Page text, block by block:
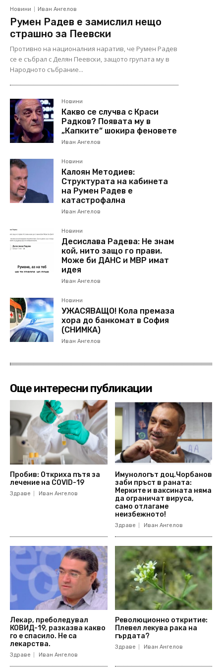
Новини Иван Ангелов
Румен Радев е замислил нещо
страшно за Пеевски
Противно на националния наратив, че Румен Радев
се е събрал с Делян Пеевски, защото групата му в
Народното събрание...
Новини
Какво се случва с Краси
Радков? Появата му в
„Капките“ шокира феновете
Иван Ангелов
Новини
Калоян Методиев:
Структурата на кабинета
на Румен Радев е
катастрофална
Иван Ангелов
Новини
Десислава Радева: Не знам
кой, нито защо го прави.
Може би ДАНС и МВР имат
идея
Иван Ангелов
Новини
УЖАСЯВАЩО! Кола премаза
хора до банкомат в София
(СНИМКА)
Иван Ангелов
Още интересни публикации
Пробив: Откриха пътя за
лечение на COVID-19
Здраве Иван Ангелов
Имунологът доц.Чорбанов
заби пръст в раната:
Мерките и ваксината няма
да ограничат вируса,
само отлагаме
неизбежното!
Здраве Иван Ангелов
Лекар, преболедувал
КОВИД-19, разказва какво
го е спасило. Не са
лекарства.
Здраве Иван Ангелов
Революционно откритие:
Плевел лекува рака на
гърдата?
Здраве Иван Ангелов